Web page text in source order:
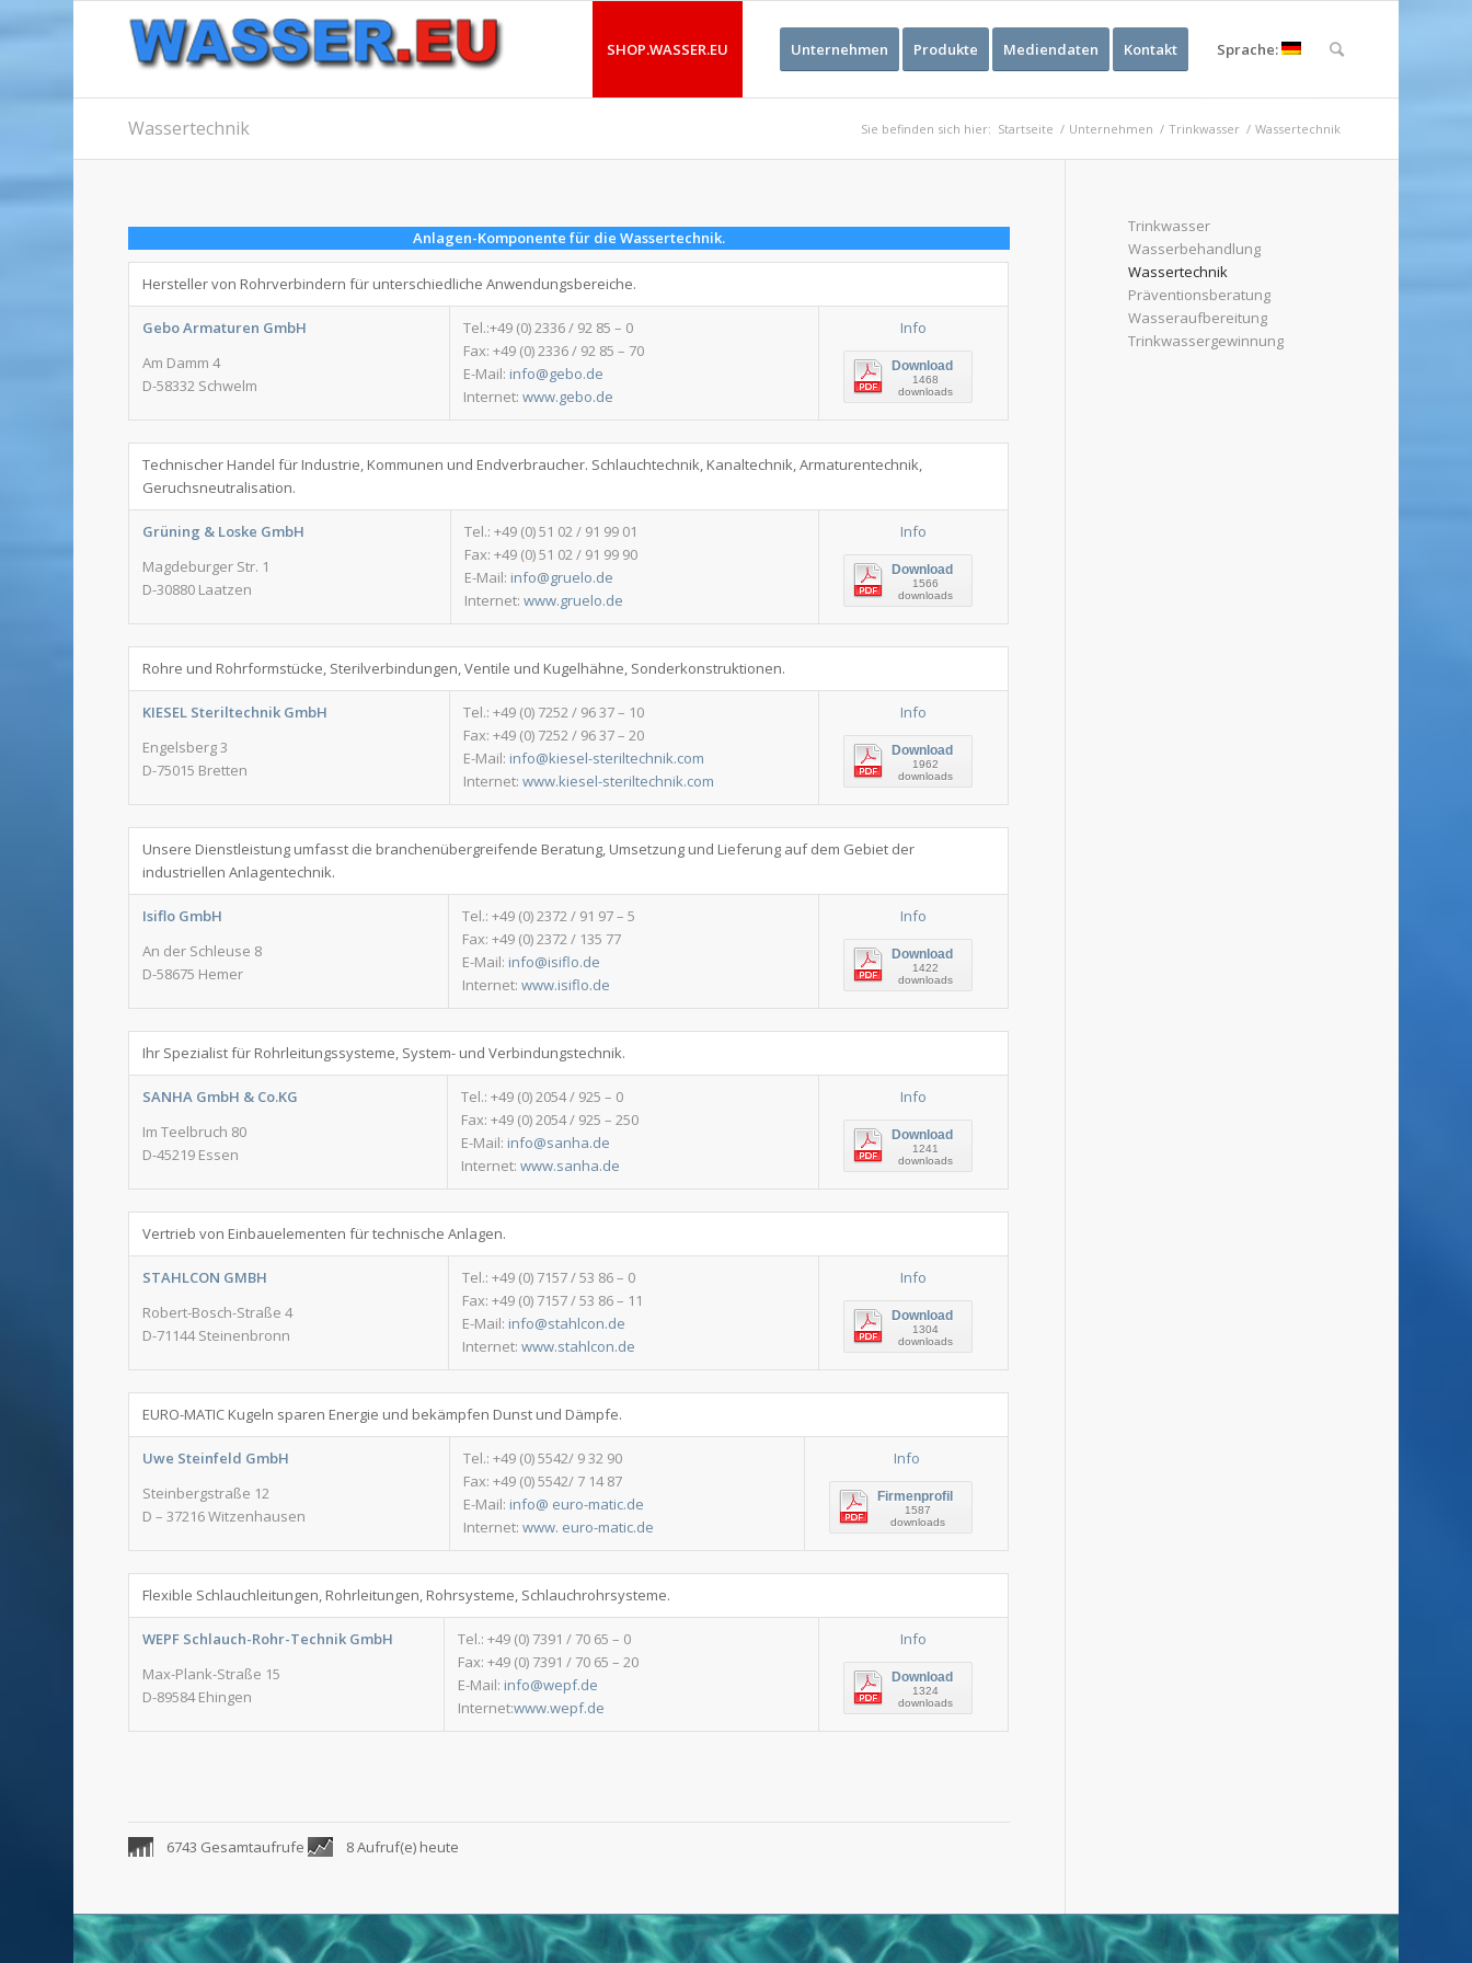
SHOP.WASSER.EU Unternehmen Produkte Mediendaten Kontakt Sprache:
Wassertechnik Sie befinden sich hier: Startseite / Unternehmen / Trinkwasser / Wassertechnik
Anlagen-Komponente für die Wassertechnik.
Hersteller von Rohrverbindern für unterschiedliche Anwendungsbereiche.
Gebo Armaturen GmbH
Am Damm 4
D-58332 Schwelm
Tel.:+49 (0) 2336 / 92 85 – 0
Fax: +49 (0) 2336 / 92 85 – 70
E-Mail: info@gebo.de
Internet:www.gebo.de
Info
Download
1468
downloads
Technischer Handel für Industrie, Kommunen und Endverbraucher. Schlauchtechnik, Kanaltechnik, Armaturentechnik,
Geruchsneutralisation.
Grüning & Loske GmbH
Magdeburger Str. 1
D-30880 Laatzen
Tel.: +49 (0) 51 02 / 91 99 01
Fax: +49 (0) 51 02 / 91 99 90
E-Mail: info@gruelo.de
Internet:www.gruelo.de
Info
Download
1566
downloads
Rohre und Rohrformstücke, Sterilverbindungen, Ventile und Kugelhähne, Sonderkonstruktionen.
KIESEL Steriltechnik GmbH
Engelsberg 3
D-75015 Bretten
Tel.: +49 (0) 7252 / 96 37 – 10
Fax: +49 (0) 7252 / 96 37 – 20
E-Mail: info@kiesel-steriltechnik.com
Internet:www.kiesel-steriltechnik.com
Info
Download
1962
downloads
Unsere Dienstleistung umfasst die branchenübergreifende Beratung, Umsetzung und Lieferung auf dem Gebiet der
industriellen Anlagentechnik.
Isiflo GmbH
An der Schleuse 8
D-58675 Hemer
Tel.: +49 (0) 2372 / 91 97 – 5
Fax: +49 (0) 2372 / 135 77
E-Mail: info@isiflo.de
Internet:www.isiflo.de
Info
Download
1422
downloads
Ihr Spezialist für Rohrleitungssysteme, System- und Verbindungstechnik.
SANHA GmbH & Co.KG
Im Teelbruch 80
D-45219 Essen
Tel.: +49 (0) 2054 / 925 – 0
Fax: +49 (0) 2054 / 925 – 250
E-Mail: info@sanha.de
Internet:www.sanha.de
Info
Download
1241
downloads
Vertrieb von Einbauelementen für technische Anlagen.
STAHLCON GMBH
Robert-Bosch-Straße 4
D-71144 Steinenbronn
Tel.: +49 (0) 7157 / 53 86 – 0
Fax: +49 (0) 7157 / 53 86 – 11
E-Mail: info@stahlcon.de
Internet:www.stahlcon.de
Info
Download
1304
downloads
EURO-MATIC Kugeln sparen Energie und bekämpfen Dunst und Dämpfe.
Uwe Steinfeld GmbH
Steinbergstraße 12
D – 37216 Witzenhausen
Tel.: +49 (0) 5542/ 9 32 90
Fax: +49 (0) 5542/ 7 14 87
E-Mail: info@ euro-matic.de
Internet:www. euro-matic.de
Info
Firmenprofil
1587
downloads
Flexible Schlauchleitungen, Rohrleitungen, Rohrsysteme, Schlauchrohrsysteme.
WEPF Schlauch-Rohr-Technik GmbH
Max-Plank-Straße 15
D-89584 Ehingen
Tel.: +49 (0) 7391 / 70 65 – 0
Fax: +49 (0) 7391 / 70 65 – 20
E-Mail: info@wepf.de
Internet:www.wepf.de
Info
Download
1324
downloads
6743 Gesamtaufrufe 8 Aufruf(e) heute
Trinkwasser
Wasserbehandlung
Wassertechnik
Präventionsberatung
Wasseraufbereitung
Trinkwassergewinnung